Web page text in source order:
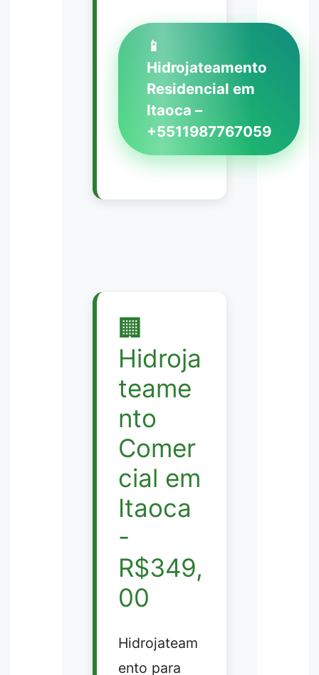
📱
Hidrojateamento
Residencial em
Itaoca –
+5511987767059
🏢
Hidroja
teame
nto
Comer
cial em
Itaoca
-
R$349,
00
Hidrojateam
ento para